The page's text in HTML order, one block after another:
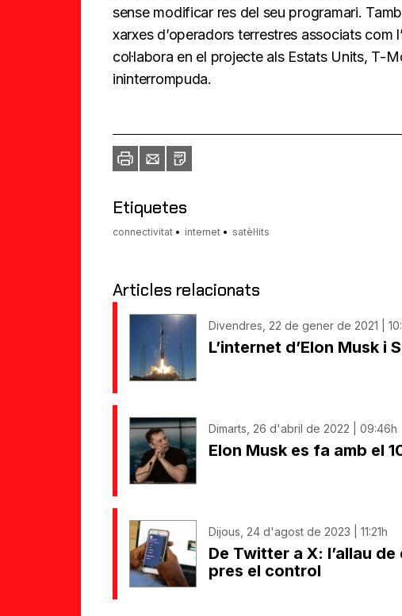
sense modificar res del seu programari.
xarxes d’operadors terrestres associats com
col·labora en el projecte als Estats Units, T-
ininterrompuda.
ImprimirEnvia
un
PDF
Etiquetes
connectivitat internet satèl·lits
Articles relacionats
Divendres, 22 de gener de 2021 |
L’internet d’Elon Musk i
Dimarts, 26 d'abril de 2022 | 09:46h
Elon Musk es fa amb el
Dijous, 24 d'agost de 2023 | 11:21h
De Twitter a X: l’allau
pres el control